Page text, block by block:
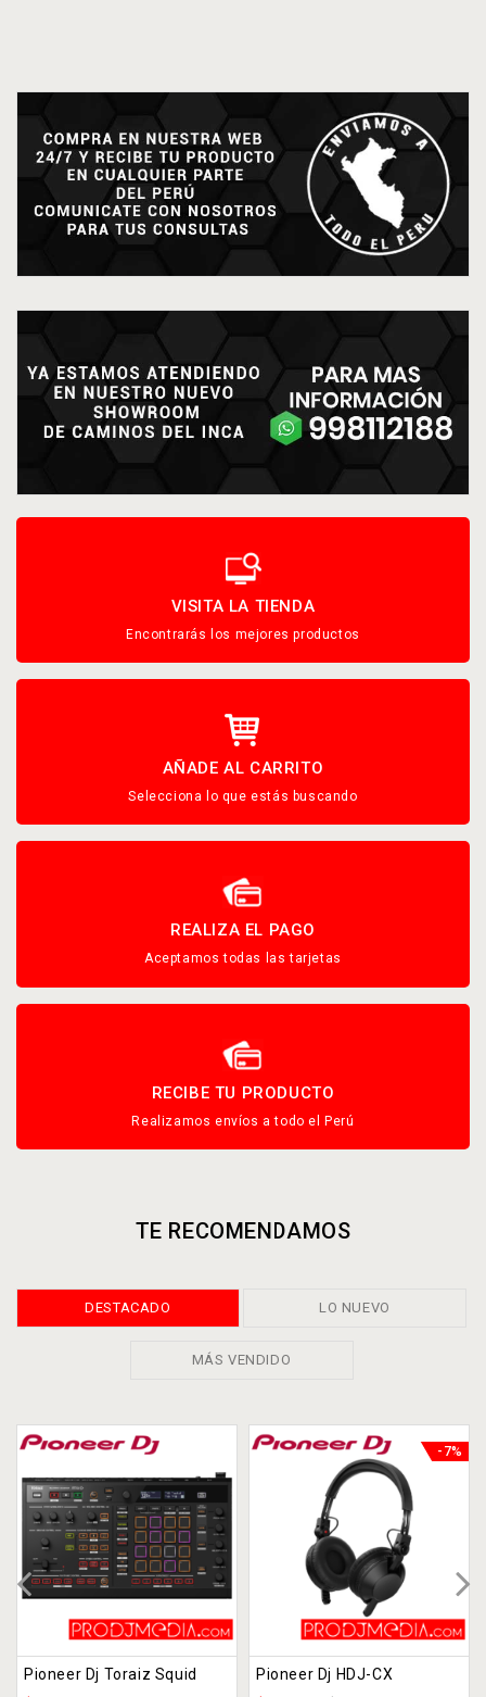
VISITA LA TIENDA
Encontrarás los mejores productos
AÑADE AL CARRITO
Selecciona lo que estás buscando
REALIZA EL PAGO
Aceptamos todas las tarjetas
RECIBE TU PRODUCTO
Realizamos envíos a todo el Perú
TE RECOMENDAMOS
DESTACADO LO NUEVO
MÁS VENDIDO
Pioneer Dj Toraiz Squid
-7%
Pioneer Dj HDJ-CX